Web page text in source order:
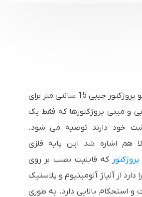
پایه سقفی ویدئو پروژکتور جیبی 15 سانتی متر برای
و مینی پروژکتورها که فقط یک
خود دارند توصیه می شود.
هم اشاره شد این پایه فلزی
که قابلیت نصب بر روی
دارد از آلیاژ آلومینیوم و پلاستیک
استحکام بالایی دارد. به طوری